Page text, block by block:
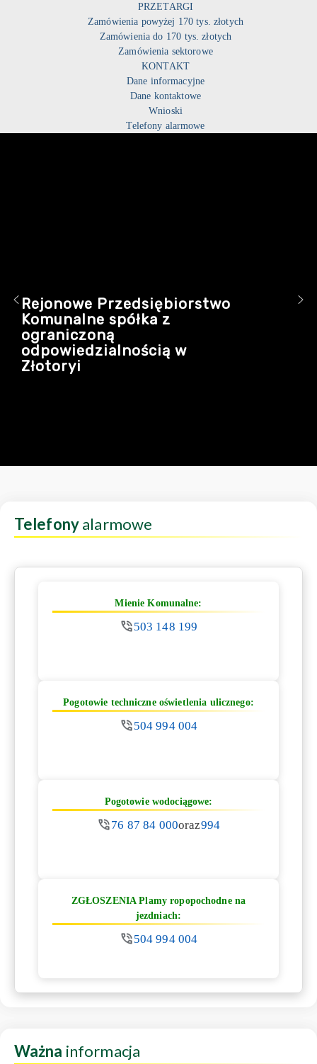
PRZETARGI
Zamówienia powyżej 170 tys. złotych
Zamówienia do 170 tys. złotych
Zamówienia sektorowe
KONTAKT
Dane informacyjne
Dane kontaktowe
Wnioski
Telefony alarmowe
Rejonowe Przedsiębiorstwo
Komunalne spółka z
ograniczoną
odpowiedzialnością w
Złotoryi
Telefonyalarmowe
Mienie Komunalne:
503 148 199
Pogotowie techniczne oświetlenia ulicznego:
504 994 004
Pogotowie wodociągowe:
76 87 84 000oraz994
ZGŁOSZENIA Plamy ropopochodne na
jezdniach:
504 994 004
Ważna informacja